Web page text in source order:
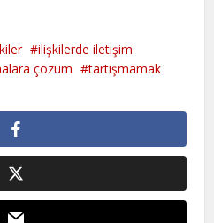
ilişkilerde iletişim
çözüm
tartışmamak